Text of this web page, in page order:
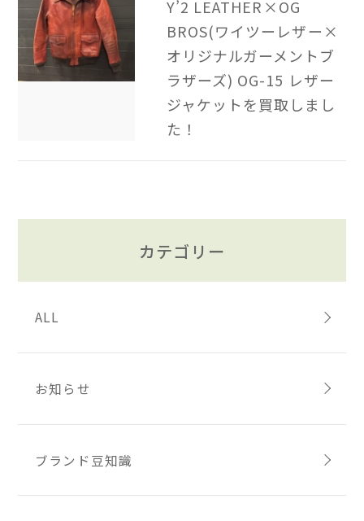
Y’2 LEATHER×OG
BROS(ワイツーレザー×
オリジナルガーメントブ
ラザーズ) OG-15 レザー
ジャケットを買取しまし
た！
カテゴリー
ALL
お知らせ
ブランド豆知識